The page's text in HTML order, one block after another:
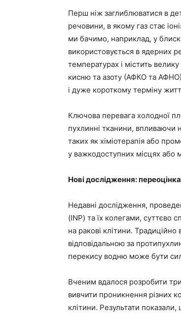
Перш ніж заглиблюватися в
речовини, в якому газ стає
ми бачимо, наприклад, у
використовується в ядерних
температурах і містить
кисню та азоту (АФКО та АФНО).
і дуже короткому терміну
Ключова перевага холодної
пухлинні тканини, впливаючи
таких як хіміотерапія або
у важкодоступних місцях або
Нові дослідження:
Недавні дослідження,
(INP) та їх колегами, суттєво
на ракові клітини.
відповідальною за
перекису водню може бути
Вченим вдалося розробити
вивчити проникнення різних
клітини. Результати